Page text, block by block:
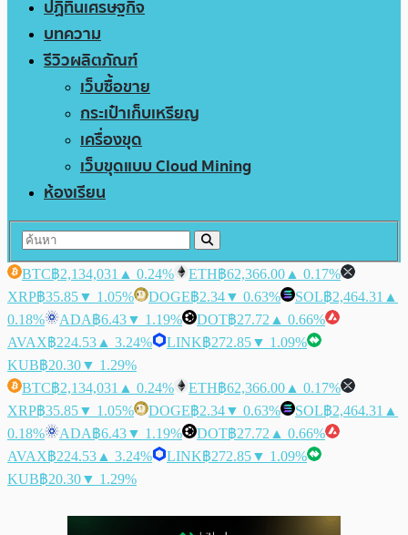
ปฏิทินเศรษฐกิจ
บทความ
รีวิวผลิตภัณฑ์
เว็บซื้อขาย
กระเป๋าเก็บเหรียญ
เครื่องขุด
เว็บขุดแบบ Cloud Mining
ห้องเรียน
BTC฿2,134,031 ▲ 0.24% ETH฿62,366.00 ▲ 0.17%
XRP฿35.85▼ 1.05% DOGE฿2.34▼ 0.63% SOL฿2,464.31 ▲
0.18%
ADA฿6.43▼ 1.19% DOT฿27.72 ▲ 0.66%
AVAX฿224.53 ▲ 3.24% LINK฿272.85▼ 1.09%
KUB฿20.30▼ 1.29%
BTC฿2,134,031 ▲ 0.24% ETH฿62,366.00 ▲ 0.17%
XRP฿35.85▼ 1.05% DOGE฿2.34▼ 0.63% SOL฿2,464.31 ▲
0.18%
ADA฿6.43▼ 1.19% DOT฿27.72 ▲ 0.66%
AVAX฿224.53 ▲ 3.24% LINK฿272.85▼ 1.09%
KUB฿20.30▼ 1.29%